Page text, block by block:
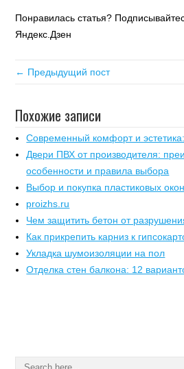
Понравилась статья?
Яндекс.Дзен
← Предыдущий пост
Похожие записи
Современный комфорт и
Двери ПВХ от производителя:
особенности и правила выбора
Выбор и покупка пластиковых окон
proizhs.ru
Чем защитить бетон от
Как прикрепить карниз к
Укладка шумоизоляции на пол
Отделка стен балкона: 12